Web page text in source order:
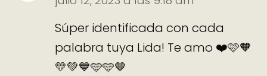
Súper identificada con cada
palabra tuya Lida! Te amo ❤️🩷🧡
💛💚💙🩵🩵🤎